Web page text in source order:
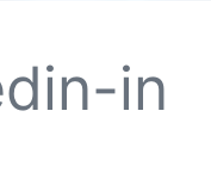
in